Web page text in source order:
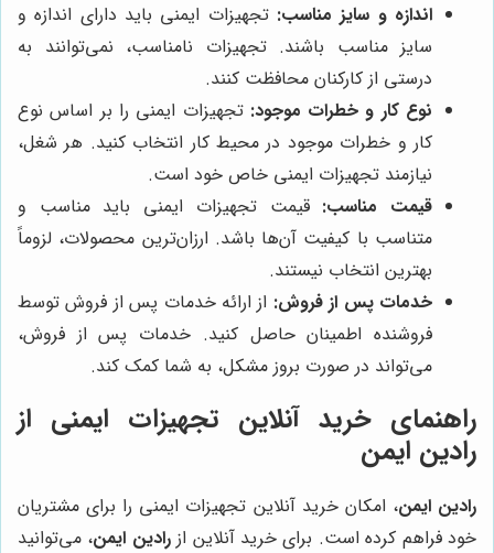
اندازه و سایز مناسب: تجهیزات ایمنی باید دارای اندازه و
سایز مناسب باشند. تجهیزات نامناسب، نمی‌توانند به
درستی از کارکنان محافظت کنند.
نوع کار و خطرات موجود: تجهیزات ایمنی را بر اساس نوع
کار و خطرات موجود در محیط کار انتخاب کنید. هر شغل،
نیازمند تجهیزات ایمنی خاص خود است.
قیمت مناسب: قیمت تجهیزات ایمنی باید مناسب و
متناسب با کیفیت آن‌ها باشد. ارزان‌ترین محصولات، لزوماً
بهترین انتخاب نیستند.
خدمات پس از فروش: از ارائه خدمات پس از فروش توسط
فروشنده اطمینان حاصل کنید. خدمات پس از فروش،
می‌تواند در صورت بروز مشکل، به شما کمک کند.
راهنمای خرید آنلاین تجهیزات ایمنی از
رادین ایمن
رادین ایمن، امکان خرید آنلاین تجهیزات ایمنی را برای مشتریان
خود فراهم کرده است. برای خرید آنلاین ازرادین ایمن، می‌توانید